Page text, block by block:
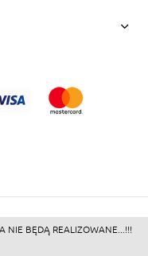
NIE BĘDĄ REALIZOWANE...!!!